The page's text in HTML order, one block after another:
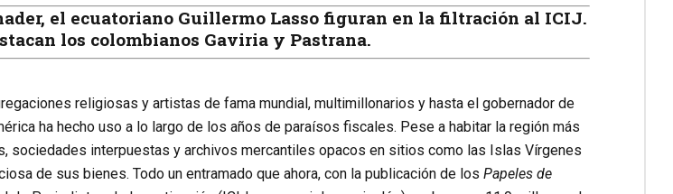
el ecuatoriano Guillermo Lasso figuran en la filtración al ICIJ.
los colombianos Gaviria y Pastrana.
religiosas y artistas de fama mundial, multimillonarios y hasta el gobernador de
ha hecho uso a lo largo de los años de paraísos fiscales. Pese a habitar la región más
sociedades interpuestas y archivos mercantiles opacos en sitios como las Islas Vírgenes
de sus bienes. Todo un entramado que ahora, con la publicación de los Papeles de